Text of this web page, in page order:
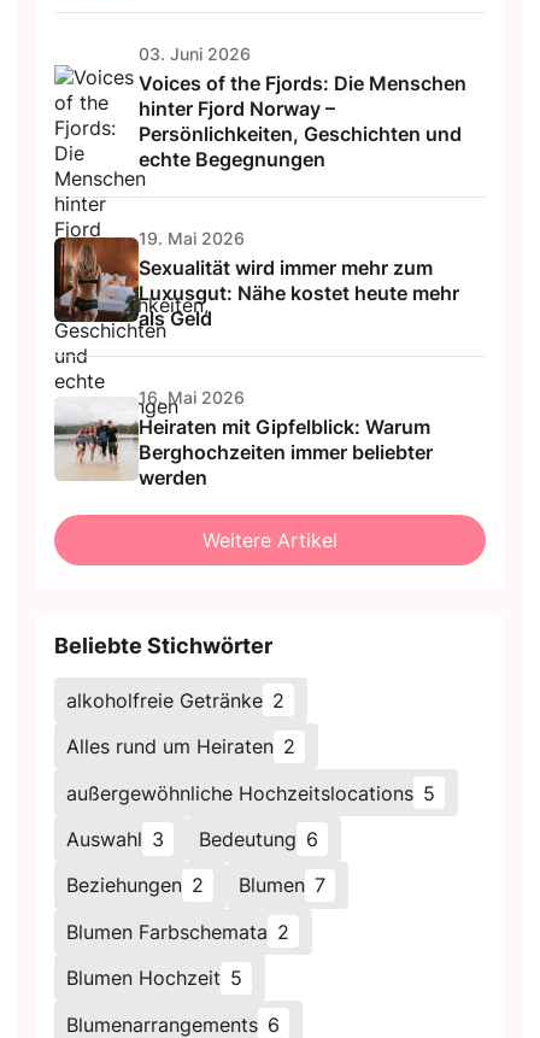
03. Juni 2026
Voices of the Fjords: Die Menschen
hinter Fjord Norway –
Persönlichkeiten, Geschichten und
echte Begegnungen
19. Mai 2026
Sexualität wird immer mehr zum
Luxusgut: Nähe kostet heute mehr
als Geld
16. Mai 2026
Heiraten mit Gipfelblick: Warum
Berghochzeiten immer beliebter
werden
Weitere Artikel
Beliebte Stichwörter
alkoholfreie Getränke 2
Alles rund um Heiraten 2
außergewöhnliche Hochzeitslocations 5
Auswahl 3 Bedeutung 6
Beziehungen 2 Blumen 7
Blumen Farbschemata 2
Blumen Hochzeit 5
Blumenarrangements 6